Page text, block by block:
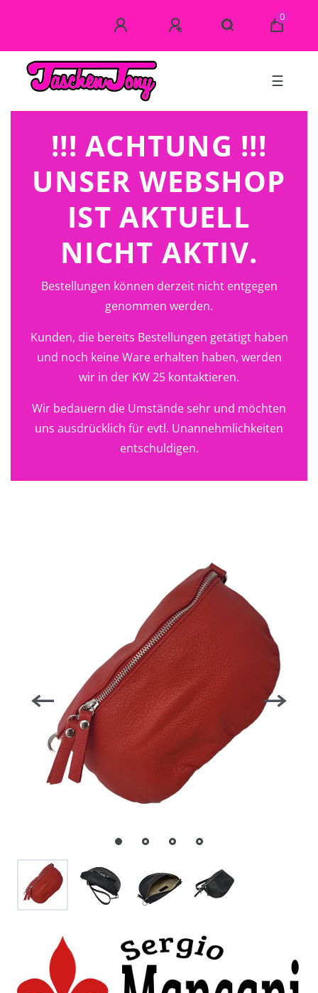
0
☰
!!! ACHTUNG !!!
UNSER WEBSHOP
IST AKTUELL
NICHT AKTIV.
Bestellungen können derzeit nicht entgegen
genommen werden.
Kunden, die bereits Bestellungen getätigt haben
und noch keine Ware erhalten haben, werden
wir in der KW 25 kontaktieren.
Wir bedauern die Umstände sehr und möchten
uns ausdrücklich für evtl. Unannehmlichkeiten
entschuldigen.